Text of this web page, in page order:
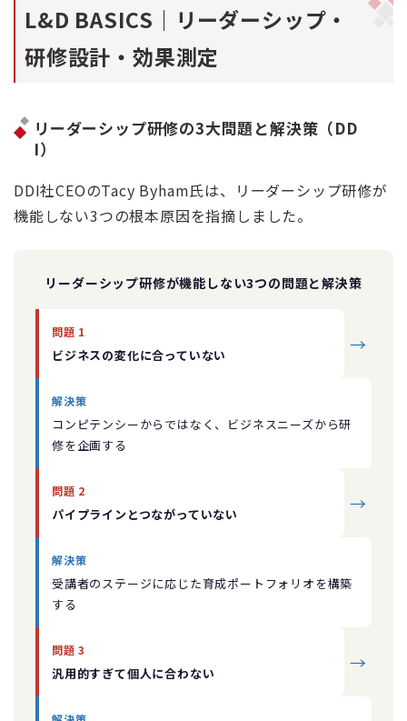
L&D BASICS｜リーダーシップ・
研修設計・効果測定
リーダーシップ研修の3大問題と解決策（DD
I）
DDI社CEOのTacy Byham氏は、リーダーシップ研修が
機能しない3つの根本原因を指摘しました。
リーダーシップ研修が機能しない3つの問題と解決策
問題 1
ビジネスの変化に合っていない →
解決策
コンピテンシーからではなく、ビジネスニーズから研
修を企画する
問題 2
パイプラインとつながっていない →
解決策
受講者のステージに応じた育成ポートフォリオを構築
する
問題 3
汎用的すぎて個人に合わない →